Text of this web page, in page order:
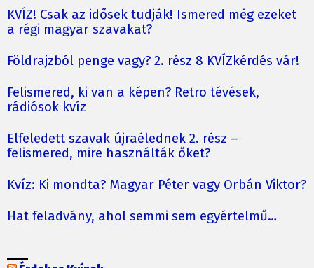
KVÍZ! Csak az idősek tudják! Ismered még ezeket
a régi magyar szavakat?
Földrajzból penge vagy? 2. rész 8 KVÍZkérdés vár!
Felismered, ki van a képen? Retro tévések,
rádiósok kvíz
Elfeledett szavak újraélednek 2. rész –
felismered, mire használták őket?
Kvíz: Ki mondta? Magyar Péter vagy Orbán Viktor?
Hat feladvány, ahol semmi sem egyértelmű…